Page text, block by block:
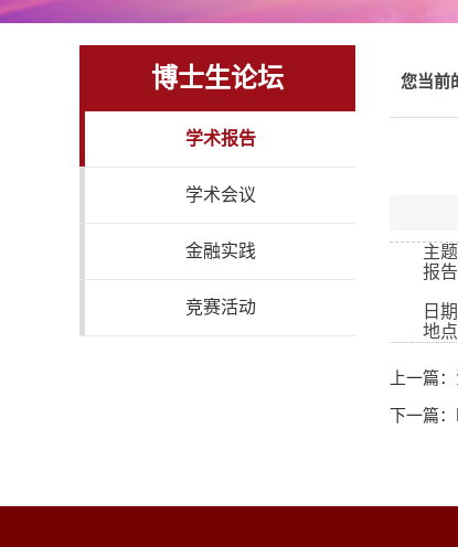
博士生论坛
学术报告
学术会议
金融实践
竞赛活动
您当前
主
报
日期
地
上一篇：
下一篇：